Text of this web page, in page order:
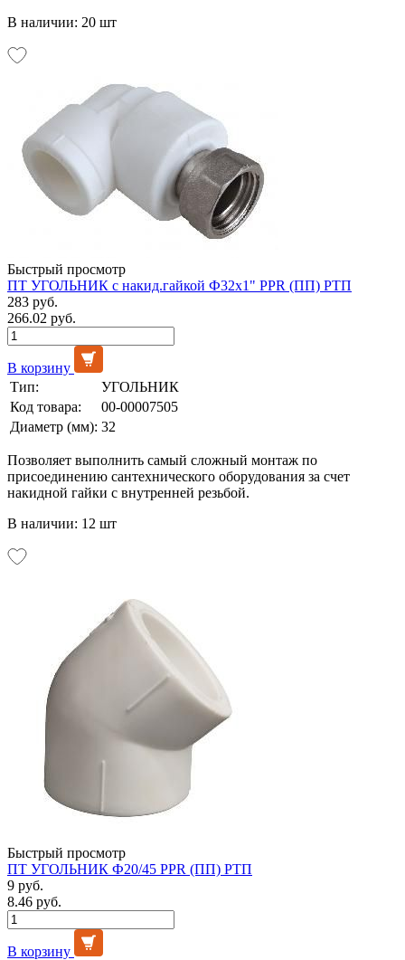
В наличии: 20 шт
Быстрый просмотр
ПТ УГОЛЬНИК с накид.гайкой Ф32х1" PPR (ПП) РТП
283 руб.
266.02 руб.
В корзину
Тип:
УГОЛЬНИК
Код товара:
00-00007505
Диаметр (мм): 32
Позволяет выполнить самый сложный монтаж по
присоединению сантехнического оборудования за счет
накидной гайки с внутренней резьбой.
В наличии: 12 шт
Быстрый просмотр
ПТ УГОЛЬНИК Ф20/45 PPR (ПП) РТП
9 руб.
8.46 руб.
В корзину